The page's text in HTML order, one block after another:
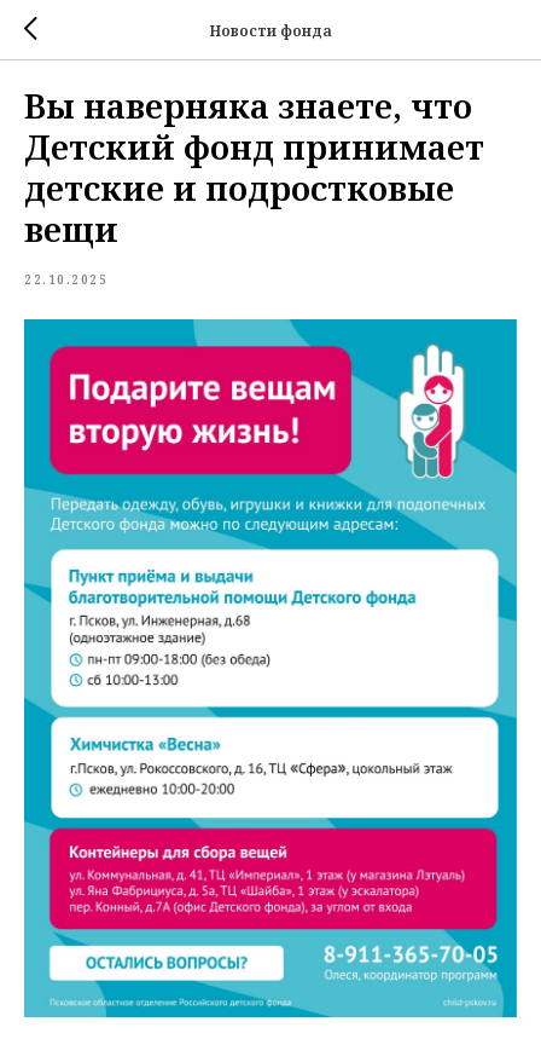
Новости фонда
Вы наверняка знаете, что
Детский фонд принимает
детские и подростковые
вещи
22.10.2025